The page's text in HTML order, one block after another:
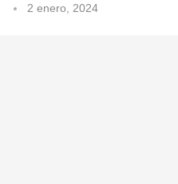
2 enero, 2024